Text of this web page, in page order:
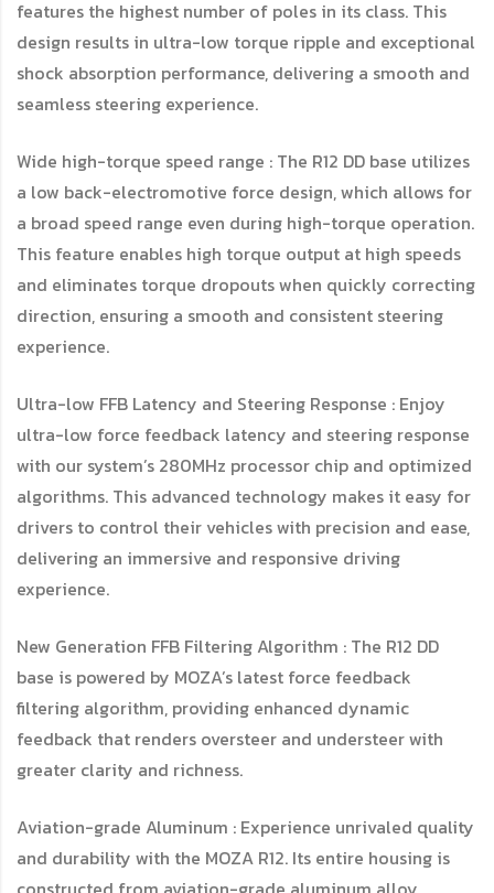
features the highest number of poles in its class. This
design results in ultra-low torque ripple and exceptional
shock absorption performance, delivering a smooth and
seamless steering experience.
Wide high-torque speed range : The R12 DD base utilizes
a low back-electromotive force design, which allows for
a broad speed range even during high-torque operation.
This feature enables high torque output at high speeds
and eliminates torque dropouts when quickly correcting
direction, ensuring a smooth and consistent steering
experience.
Ultra-low FFB Latency and Steering Response : Enjoy
ultra-low force feedback latency and steering response
with our system’s 280MHz processor chip and optimized
algorithms. This advanced technology makes it easy for
drivers to control their vehicles with precision and ease,
delivering an immersive and responsive driving
experience.
New Generation FFB Filtering Algorithm : The R12 DD
base is powered by MOZA’s latest force feedback
filtering algorithm, providing enhanced dynamic
feedback that renders oversteer and understeer with
greater clarity and richness.
Aviation-grade Aluminum : Experience unrivaled quality
and durability with the MOZA R12. Its entire housing is